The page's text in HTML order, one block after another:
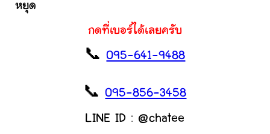
หยุด
กดที่เบอร์ได้เลยครับ
📞095-641-9488
📞095-856-3458
LINE ID : @chatee